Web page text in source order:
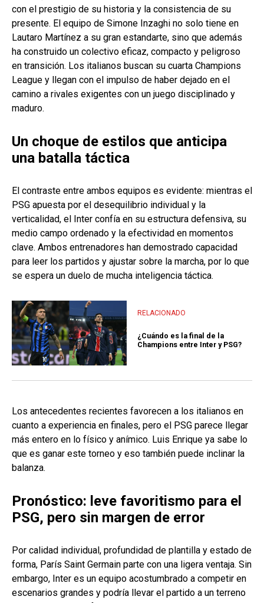
con el prestigio de su historia y la consistencia de su
presente. El equipo de Simone Inzaghi no solo tiene en
Lautaro Martínez a su gran estandarte, sino que además
ha construido un colectivo eficaz, compacto y peligroso
en transición. Los italianos buscan su cuarta Champions
League y llegan con el impulso de haber dejado en el
camino a rivales exigentes con un juego disciplinado y
maduro.
Un choque de estilos que anticipa
una batalla táctica
El contraste entre ambos equipos es evidente: mientras el
PSG apuesta por el desequilibrio individual y la
verticalidad, el Inter confía en su estructura defensiva, su
medio campo ordenado y la efectividad en momentos
clave. Ambos entrenadores han demostrado capacidad
para leer los partidos y ajustar sobre la marcha, por lo que
se espera un duelo de mucha inteligencia táctica.
RELACIONADO
¿Cuándo es la final de la
Champions entre Inter y PSG?
Los antecedentes recientes favorecen a los italianos en
cuanto a experiencia en finales, pero el PSG parece llegar
más entero en lo físico y anímico. Luis Enrique ya sabe lo
que es ganar este torneo y eso también puede inclinar la
balanza.
Pronóstico: leve favoritismo para el
PSG, pero sin margen de error
Por calidad individual, profundidad de plantilla y estado de
forma, París Saint Germain parte con una ligera ventaja. Sin
embargo, Inter es un equipo acostumbrado a competir en
escenarios grandes y podría llevar el partido a un terreno